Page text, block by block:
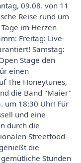
09.08. von 11
Reise rund um
im Herzen
Freitag: Live-
Samstag:
Stage den
einen
The Honeytunes,
die Band "Maier"
um 18:30 Uhr! Für
und eine
durch die
Streetfood-
die
Stunden